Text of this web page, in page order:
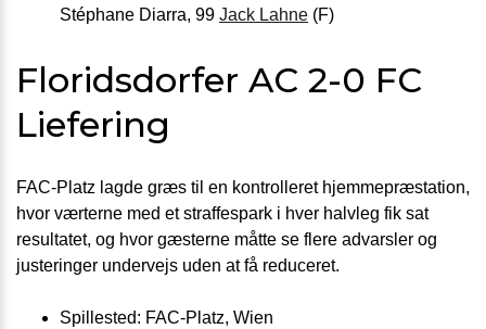
Stéphane Diarra, 99 Jack Lahne (F)
Floridsdorfer AC 2-0 FC
Liefering
FAC-Platz lagde græs til en kontrolleret hjemmepræstation,
hvor værterne med et straffespark i hver halvleg fik sat
resultatet, og hvor gæsterne måtte se flere advarsler og
justeringer undervejs uden at få reduceret.
Spillested: FAC-Platz, Wien